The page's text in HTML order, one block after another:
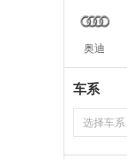
奥迪
车系
选择车系